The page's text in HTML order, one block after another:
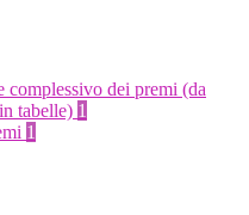
complessivo dei premi (da
tabelle) 1
1